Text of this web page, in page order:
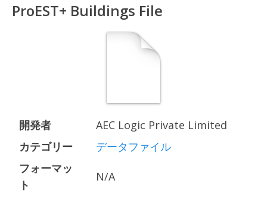
ProEST+ Buildings File
開発者
AEC Logic Private Limited
カテゴリー
データファイル
フォーマッ
ト
N/A